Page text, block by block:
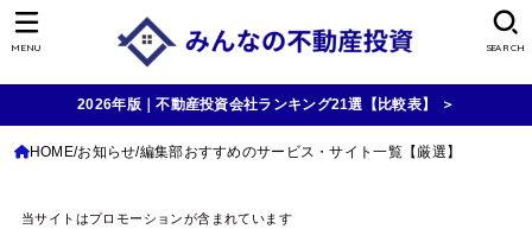
SEARCH
MENU
2026年版｜不動産投資会社ランキング21選【比較表】 ＞
HOME お知らせ 編集部おすすめのサービス・サイト一覧【厳選】
当サイトはプロモーションが含まれています